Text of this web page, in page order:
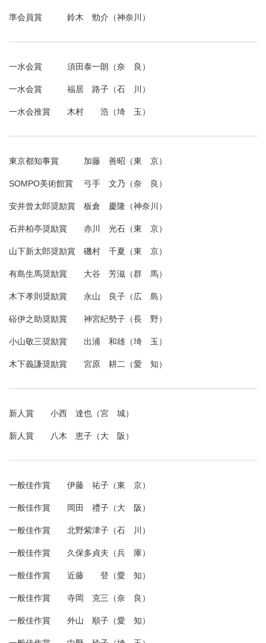
準会員賞 鈴木 勁介（神奈川）
一水会賞 須田泰一朗（奈 良）
一水会賞 福居 路子（石 川）
一水会推賞 木村 浩（埼 玉）
東京都知事賞 加藤 善昭（東 京）
SOMPO美術館賞 弓手 文乃（奈 良）
安井曾太郎奨励賞 板倉 慶隆（神奈川）
石井柏亭奨励賞 赤川 光石（東 京）
山下新太郎奨励賞 磯村 千夏（東 京）
有島生馬奨励賞 大谷 芳滋（群 馬）
木下孝則奨励賞 永山 良子（広 島）
硲伊之助奨励賞 神宮紀勢子（長 野）
小山敬三奨励賞 出浦 和雄（埼 玉）
木下義謙奨励賞 宮原 耕二（愛 知）
新人賞 小西 達也（宮 城）
新人賞 八木 恵子（大 阪）
一般佳作賞 伊藤 祐子（東 京）
一般佳作賞 岡田 禮子（大 阪）
一般佳作賞 北野紫津子（石 川）
一般佳作賞 久保多貞夫（兵 庫）
一般佳作賞 近藤 登（愛 知）
一般佳作賞 寺岡 克三（奈 良）
一般佳作賞 外山 順子（愛 知）